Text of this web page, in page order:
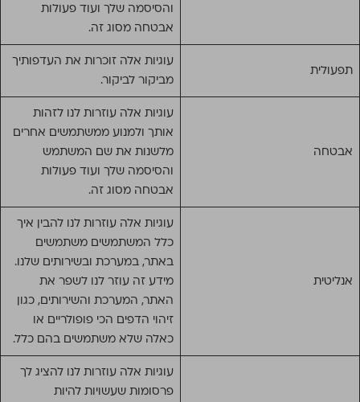
והסיסמה שלך ועוד פעולות
אבטחה מסוג זה.
תפעולית
עוגיות אלה זוכרות את העדפותיך
מביקור לביקור.
אבטחה
עוגיות אלה עוזרות לנו לזהות
אותך ולמנוע ממשתמשים אחרים
מלשנות את שם המשתמש
והסיסמה שלך ועוד פעולות
אבטחה מסוג זה.
אנליטית
עוגיות אלה עוזרות לנו להבין איך
כלל המשתמשים משתמשים
באתר, במערכת ובשירותים שלנו.
מידע זה עוזר לנו לשפר את
האתר, המערכת והשירותים, כגון
זיהוי הדפים הכי פופולריים או
כאלה שלא משתמשים בהם כלל.
עוגיות אלה עוזרות לנו להציג לך
פרסומות שעשויות להיות